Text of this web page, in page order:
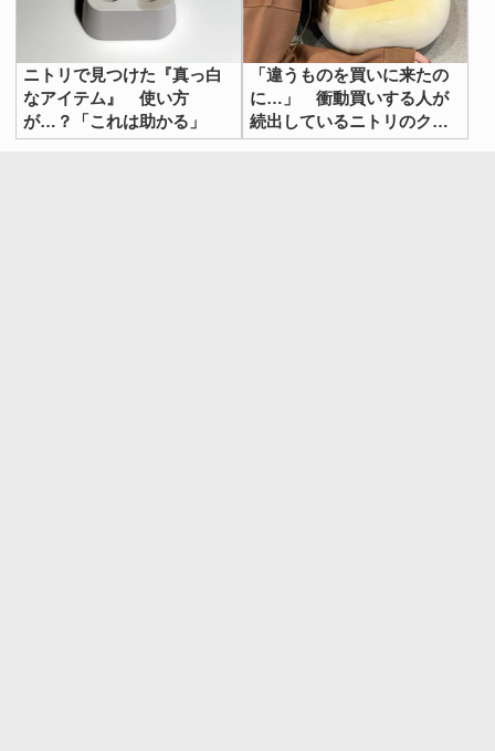
ニトリで見つけた『真っ白
なアイテム』 使い方
が…？「これは助かる」
「違うものを買いに来たの
に…」 衝動買いする人が
続出しているニトリのクッ
ションが？